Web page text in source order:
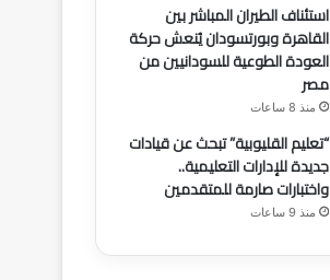
استئناف الطيران المباشر بين
القاهرة وبورتسودان يُنعش حركة
العودة الطوعية للسودانيين من
مصر
منذ 8 ساعات
“تعليم القليوبية” تبحث عن قيادات
جديدة للإدارات التعليمية..
واختبارات صارمة للمتقدمين
منذ 9 ساعات